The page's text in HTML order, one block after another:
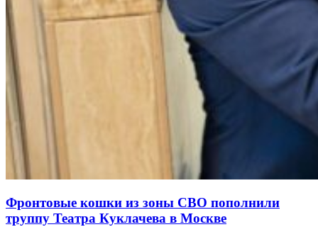
Фронтовые кошки из зоны СВО пополнили
труппу Театра Куклачева в Москве